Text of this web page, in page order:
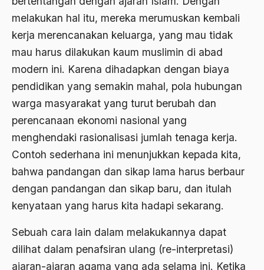
melakukan hal itu, mereka merumuskan kembali
kerja merencanakan keluarga, yang mau tidak
mau harus dilakukan kaum muslimin di abad
modern ini. Karena dihadapkan dengan biaya
pendidikan yang semakin mahal, pola hubungan
warga masyarakat yang turut berubah dan
perencanaan ekonomi nasional yang
menghendaki rasionalisasi jumlah tenaga kerja.
Contoh sederhana ini menunjukkan kepada kita,
bahwa pandangan dan sikap lama harus berbaur
dengan pandangan dan sikap baru, dan itulah
kenyataan yang harus kita hadapi sekarang.
Sebuah cara lain dalam melakukannya dapat
dilihat dalam penafsiran ulang (re-interpretasi)
ajaran-ajaran agama yang ada selama ini. Ketika
Al-qua'an dan Hadist
al-quran
Alexander Solzhenitsyin
Ali Khomeini
Ali Murtopo
Ali Shariati
Ali Syahbana
Aliran AHmadiyah
Aliran Kepercayaan
Alistair Cook